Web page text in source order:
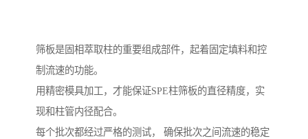
筛板是固相萃取柱的重要组成部件，起着固定填料和控
制流速的功能。
用精密模具加工，才能保证SPE柱筛板的直径精度，实
现和柱管内径配合。
每个批次都经过严格的测试， 确保批次之间流速的稳定